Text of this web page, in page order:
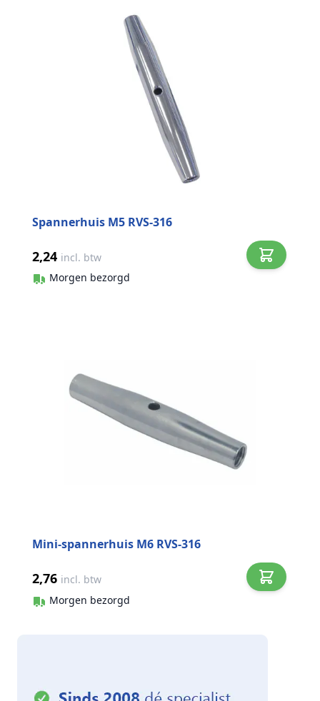
Spannerhuis M5 RVS-316
2,24 incl. btw
Morgen bezorgd
Mini-spannerhuis M6 RVS-316
2,76 incl. btw
Morgen bezorgd